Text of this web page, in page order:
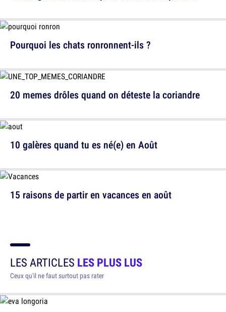
Pourquoi les chats ronronnent-ils ?
10 galères quand tu es né(e) en Août
20 memes drôles quand on déteste la coriandre
15 raisons de partir en vacances en août
LES ARTICLES LES PLUS LUS
Ceux qu'il ne faut surtout pas rater